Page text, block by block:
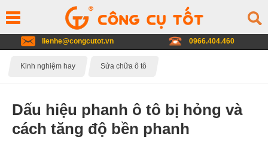
0966.404.460
lienhe@congcutot.vn
Kinh nghiệm hay Sửa chữa ô tô
Dấu hiệu phanh ô tô bị hỏng và
cách tăng độ bền phanh